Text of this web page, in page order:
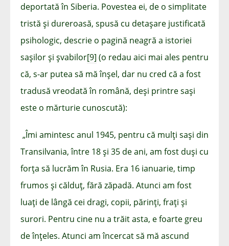
deportată în Siberia. Povestea ei, de o simplitate
tristă și dureroasă, spusă cu detașare justificată
psihologic, descrie o pagină neagră a istoriei
sașilor și șvabilor[9] (o redau aici mai ales pentru
că, s-ar putea să mă înșel, dar nu cred că a fost
tradusă vreodată în română, deși printre sași
este o mărturie cunoscută):
„Îmi amintesc anul 1945, pentru că mulți sași din
Transilvania, între 18 și 35 de ani, am fost duși cu
forța să lucrăm în Rusia. Era 16 ianuarie, timp
frumos și călduț, fără zăpadă. Atunci am fost
luați de lângă cei dragi, copii, părinți, frați și
surori. Pentru cine nu a trăit asta, e foarte greu
de înțeles. Atunci am încercat să mă ascund